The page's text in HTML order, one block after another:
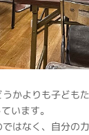
かよりも子ども
います。
はなく、自分の